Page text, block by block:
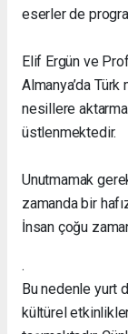
eserler de
Elif Ergün ve
Almanya’da
nesillere
üstlenmektedir.
Unutmamak
zamanda bir
İnsan çoğu
.
Bu nedenle yurt
kültürel